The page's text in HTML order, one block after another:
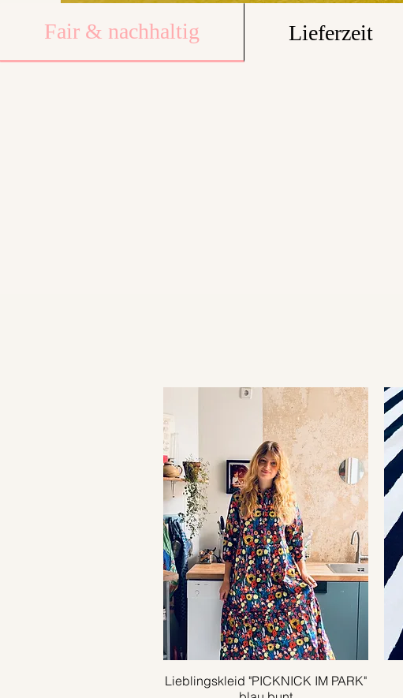
Fair & nachhaltig Lieferzeit
Schnellansicht
Lieblingskleid "PICKNICK IM PARK"